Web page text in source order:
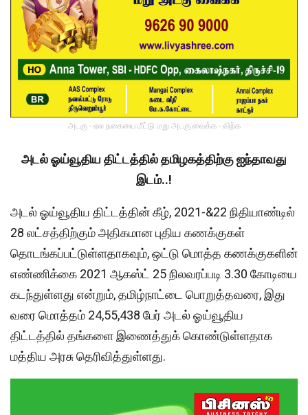
அடகு - ஏல நகையை மீட்டு மறு அடகு வைக்க - விற்க
அடல் ஓய்வூதிய திட்டத்தில் தமிழகத்திற்கு ஐந்தாவது
இடம்..!
அடல் ஓய்வூதிய திட்டத்தின் கீழ், 2021-&22 நிதியாண்டில்
28 லட்சத்திற்கும் அதிகமான புதிய கணக்குகள்
தொடங்கப்பட்டுள்ளதாகவும், ஒட்டு மொத்த கணக்குகளின்
எண்ணிக்கை 2021 ஆகஸ்ட் 25 நிலவரப்படி 3.30 கோடியை
கடந்துள்ளது என்றும், தமிழ்நாட்டை பொறுத்தவரை, இது
வரை மொத்தம் 24,55,438 பேர் அடல் ஓய்வூதிய
திட்டத்தில் தங்களை இணைத்துக் கொண்டுள்ளதாக
மத்திய அரசு தெரிவித்துள்ளது.